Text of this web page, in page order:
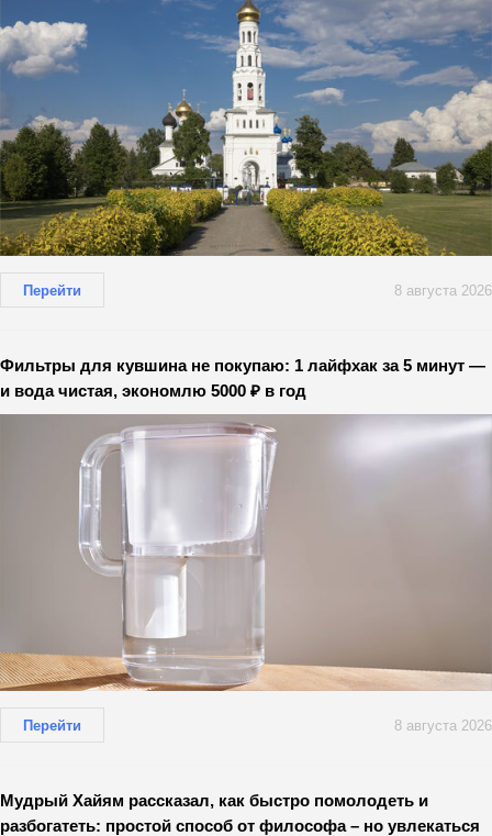
Перейти 8 августа 2026
Фильтры для кувшина не покупаю: 1 лайфхак за 5 минут —
и вода чистая, экономлю 5000 ₽ в год
Перейти 8 августа 2026
Мудрый Хайям рассказал, как быстро помолодеть и
разбогатеть: простой способ от философа – но увлекаться